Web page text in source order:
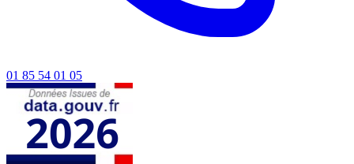
01 85 54 01 05